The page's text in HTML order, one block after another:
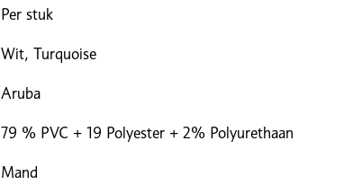
Per stuk
Wit, Turquoise
Aruba
79 % PVC + 19 Polyester + 2% Polyurethaan
Mand